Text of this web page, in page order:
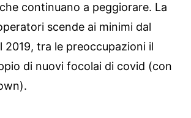
continuano a peggiorare. La
scende ai minimi dal
2019, tra le preoccupazioni il
di nuovi focolai di covid (con